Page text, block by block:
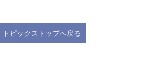
トピックストップへ戻る